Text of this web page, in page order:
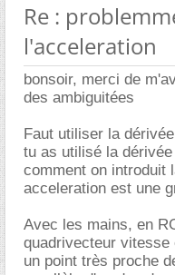
Re :
l'acceleration
bonsoir, merci de
des ambiguitées
Faut utiliser la dérivée
tu as utilisé la
comment on introduit
acceleration est une
Avec les mains, en
quadrivecteur
un point très proche